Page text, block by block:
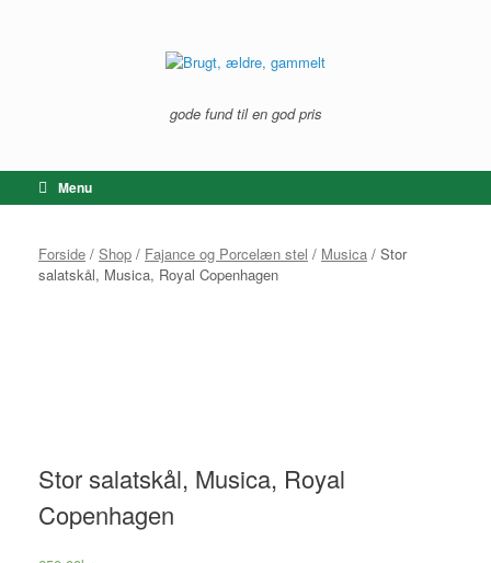
gode fund til en god pris
Menu
Forside / Shop / Fajance og Porcelæn stel / Musica / Stor
salatskål, Musica, Royal Copenhagen
Stor salatskål, Musica, Royal
Copenhagen